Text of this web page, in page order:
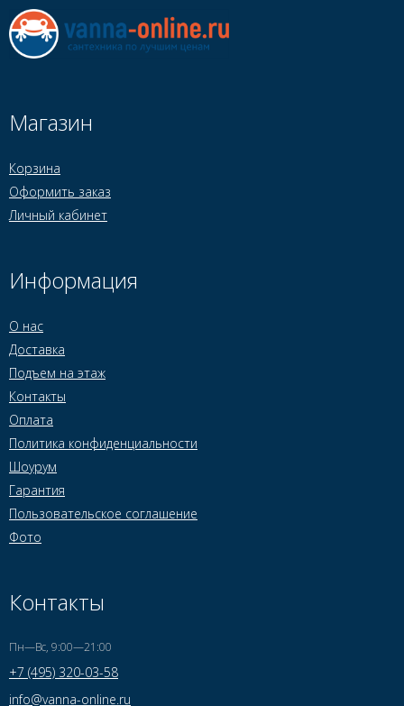
Магазин
Корзина
Оформить заказ
Личный кабинет
Информация
О нас
Доставка
Подъем на этаж
Контакты
Оплата
Политика конфиденциальности
Шоурум
Гарантия
Пользовательское соглашение
Фото
Контакты
Пн—Вс, 9:00—21:00
+7 (495) 320-03-58
info@vanna-online.ru